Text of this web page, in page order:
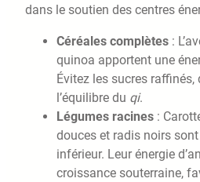
dans le soutien des centres
Céréales complètes :
quinoa apportent une
Évitez les sucres
l’équilibre du qi.
Légumes racines :
douces et radis noirs
inférieur. Leur énergie
croissance souterraine,